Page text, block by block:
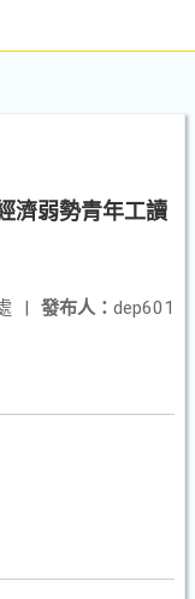
濟弱勢青年工讀
發布人： dep601
|